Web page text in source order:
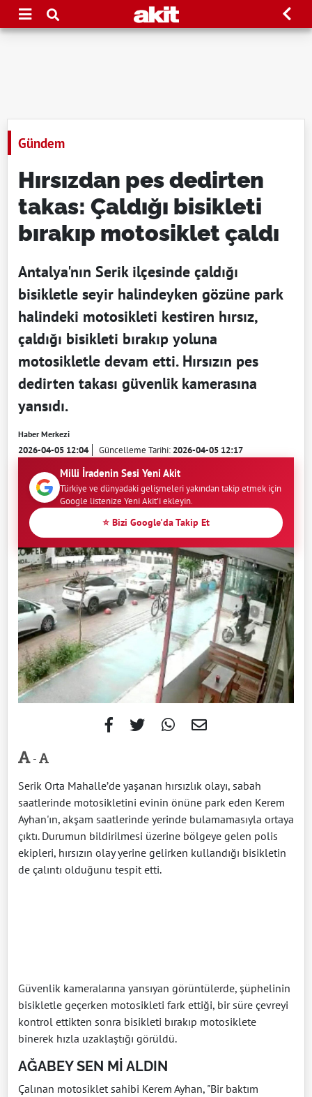
Gündem
Hırsızdan pes dedirten
takas: Çaldığı bisikleti
bırakıp motosiklet çaldı
Antalya'nın Serik ilçesinde çaldığı
bisikletle seyir halindeyken gözüne park
halindeki motosikleti kestiren hırsız,
çaldığı bisikleti bırakıp yoluna
motosikletle devam etti. Hırsızın pes
dedirten takası güvenlik kamerasına
yansıdı.
Haber Merkezi
2026-04-05 12:04 Güncelleme Tarihi:2026-04-05 12:17
Milli İradenin Sesi Yeni Akit
Türkiye ve dünyadaki gelişmeleri yakından takip etmek için
Google listenize Yeni Akit'i ekleyin.
⭐ Bizi Google'da Takip Et
-
Serik Orta Mahalle’de yaşanan hırsızlık olayı, sabah
saatlerinde motosikletini evinin önüne park eden Kerem
Ayhan'ın, akşam saatlerinde yerinde bulamamasıyla ortaya
çıktı. Durumun bildirilmesi üzerine bölgeye gelen polis
ekipleri, hırsızın olay yerine gelirken kullandığı bisikletin
de çalıntı olduğunu tespit etti.
Güvenlik kameralarına yansıyan görüntülerde, şüphelinin
bisikletle geçerken motosikleti fark ettiği, bir süre çevreyi
kontrol ettikten sonra bisikleti bırakıp motosiklete
binerek hızla uzaklaştığı görüldü.
AĞABEY SEN Mİ ALDIN
Çalınan motosiklet sahibi Kerem Ayhan, "Bir baktım